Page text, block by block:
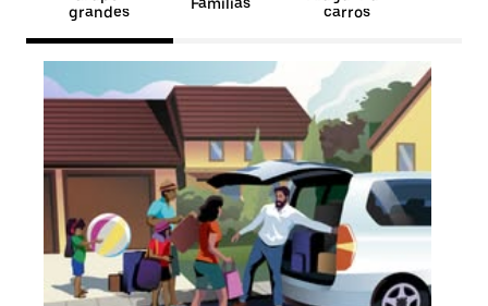
grandes
carros